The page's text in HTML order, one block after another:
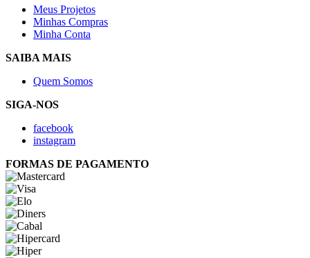
Meus Projetos
Minhas Compras
Minha Conta
SAIBA MAIS
Quem Somos
SIGA-NOS
facebook
instagram
FORMAS DE PAGAMENTO